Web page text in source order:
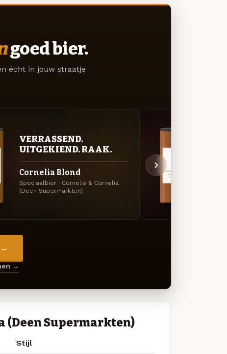
goed bier.
écht in jouw straatje
VERRASSEND.
UITGEKIEND. RAAK.
Cornelia Blond
Speciaalbier · Cornelis & Cornelia
(Deen Supermarkten)
→
→
(Deen Supermarkten)
Stijl